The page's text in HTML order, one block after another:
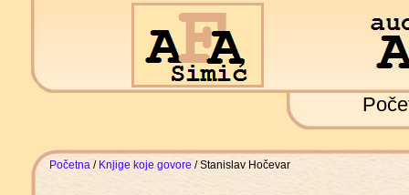
Početna / Knjige koje govore / Stanislav Hočevar